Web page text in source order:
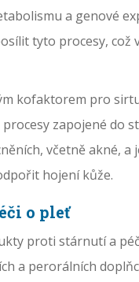
a genové
tyto procesy, což
kofaktorem pro
zapojené do
včetně akné,
hojení kůže.
o pleť
proti stárnutí a
a perorálních